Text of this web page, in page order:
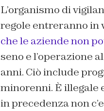
L’organismo di
regole entreranno in
che le aziende non
seno e l’operazione
anni. Ciò include
minorenni. È illegale
in precedenza non